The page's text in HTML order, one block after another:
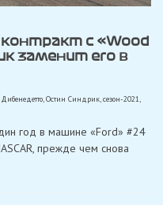
с «Wood
заменит его в
Дибенедетто,Остин Синдрик,сезон-2021
год в машине «Ford» #24
прежде чем снова